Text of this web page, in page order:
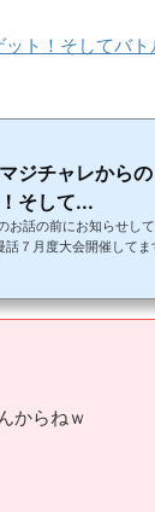
ト！そしてバ
ジチャレからの
そして...
お話の前にお知らせし
話７月度大会開催して
い。 今回は用意して
からねｗ